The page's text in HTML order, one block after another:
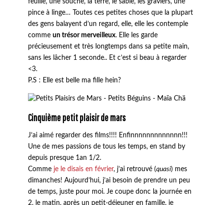
feuille, une souche, la terre, le sable, les graviers, une
pince à linge… Toutes ces petites choses que la plupart
des gens balayent d’un regard, elle, elle les contemple
comme un trésor merveilleux. Elle les garde
précieusement et très longtemps dans sa petite main,
sans les lâcher 1 seconde.. Et c’est si beau à regarder
<3.
P.S : Elle est belle ma fille hein?
Cinquième petit plaisir de mars
J’ai aimé regarder des films!!!! Enfinnnnnnnnnnnnn!!!
Une de mes passions de tous les temps, en stand by
depuis presque 1an 1/2.
Comme je le disais en février, j’ai retrouvé (quasi) mes
dimanches! Aujourd’hui, j’ai besoin de prendre un peu
de temps, juste pour moi. Je coupe donc la journée en
2, le matin, après un petit-déjeuner en famille, je